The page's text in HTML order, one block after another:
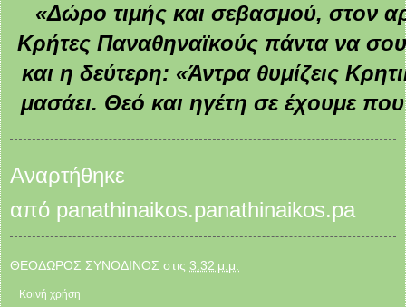
«Δώρο τιμής και σεβασμού, στον
Κρήτες Παναθηναϊκούς πάντα να
και η δεύτερη: «Άντρα θυμίζεις
μασάει. Θεό και ηγέτη σε έχουμε
Αναρτήθηκε
από panathinaikos.panathinaikos.pa
ΘΕΟΔΩΡΟΣ ΣΥΝΟΔΙΝΟΣ στις 3:32 μ.μ.
Κοινή χρήση